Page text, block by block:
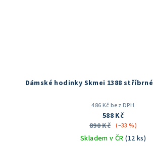
Dámské hodinky Skmei 1388 stříbrné
486 Kč bez DPH
588 Kč
890 Kč (–33 %)
Skladem v ČR(12 ks)